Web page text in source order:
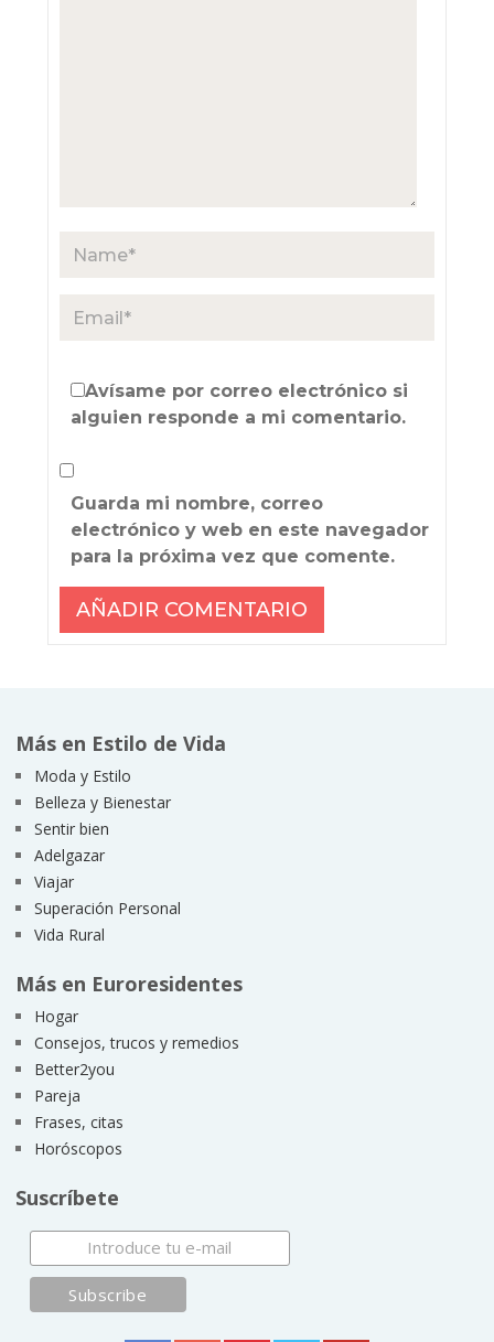
Avísame por correo electrónico si
alguien responde a mi comentario.
Guarda mi nombre, correo
electrónico y web en este navegador
para la próxima vez que comente.
Más en Estilo de Vida
Moda y Estilo
Belleza y Bienestar
Sentir bien
Adelgazar
Viajar
Superación Personal
Vida Rural
Más en Euroresidentes
Hogar
Consejos, trucos y remedios
Better2you
Pareja
Frases, citas
Horóscopos
Suscríbete